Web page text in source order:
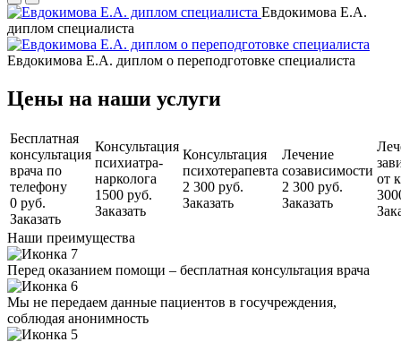
Евдокимова Е.А.
диплом специалиста
Евдокимова Е.А. диплом о переподготовке специалиста
Цены на наши услуги
Бесплатная
консультация
врача по
телефону
0 руб.
Заказать
Консультация
психиатра-
нарколога
1500 руб.
Заказать
Консультация
психотерапевта
2 300 руб.
Заказать
Лечение
созависимости
2 300 руб.
Заказать
от
Наши преимущества
Перед оказанием помощи – бесплатная консультация врача
Мы не передаем данные пациентов в госучреждения,
соблюдая анонимность